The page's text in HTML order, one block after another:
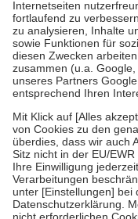
Prozent des
höchstens zehn Euro.Es
Kosten der Leistung zu
Diese Regeln gelten
Bei Heilmitteln und
Zuzahlung zehn Prozent
Um das Engagement der
stärken und die
fallenkeine Zuzahlungen
• Kindern und
mit Ausnahme der
• Untersuchungen zur